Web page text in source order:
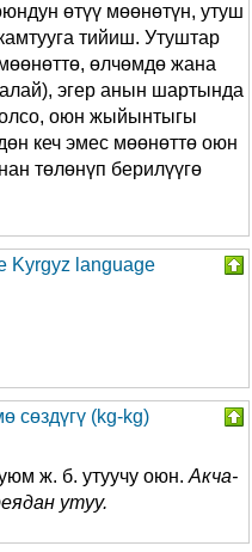
өтүү мөөнөтүн, утуш
тийиш. Утуштар
өлчөмдө жана
эгер анын шартында
оюн жыйынтыгы
кеч эмес мөөнөттө оюн
төлөнүп берилүүгө
Kyrgyz language
сөздүгү (kg-kg)
ж. б. утуучу оюн. Акча-
утуу.